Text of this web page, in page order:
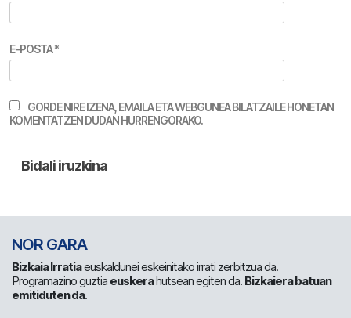
E-POSTA*
GORDE NIRE IZENA, EMAILA ETA WEBGUNEA BILATZAILE HONETAN
KOMENTATZEN DUDAN HURRENGORAKO.
NOR GARA
Bizkaia Irratiaeuskaldunei eskeinitako irrati zerbitzua da.
Programazino guztia euskerahutsean egiten da. Bizkaiera batuan
emitiduten da.